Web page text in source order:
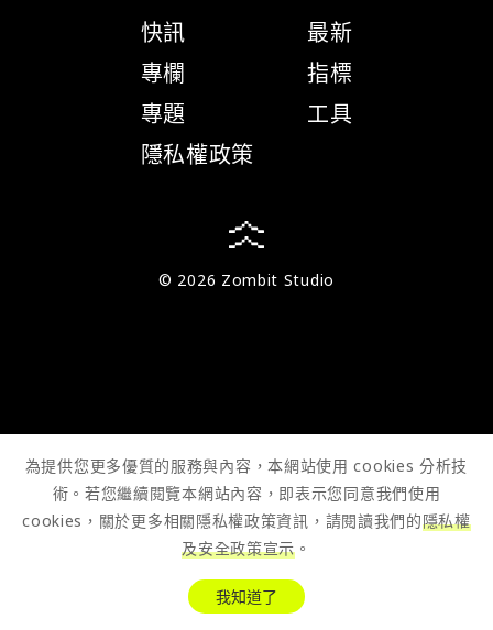
快訊
專欄
專題
隱私權政策
最新
指標
工具
© 2026 Zombit Studio
為提供您更多優質的服務與內容，本網站使用 cookies 分析技
術。若您繼續閱覽本網站內容，即表示您同意我們使用
cookies，關於更多相關隱私權政策資訊，請閱讀我們的隱私權
及安全政策宣示 。
我知道了